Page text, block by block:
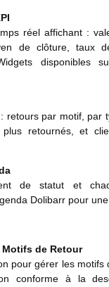
réel affichant :
de clôture, taux
disponibles
retours par motif, par
plus retournés, et
de statut et
Dolibarr pour
de Retour
pour gérer les motifs
conforme à la